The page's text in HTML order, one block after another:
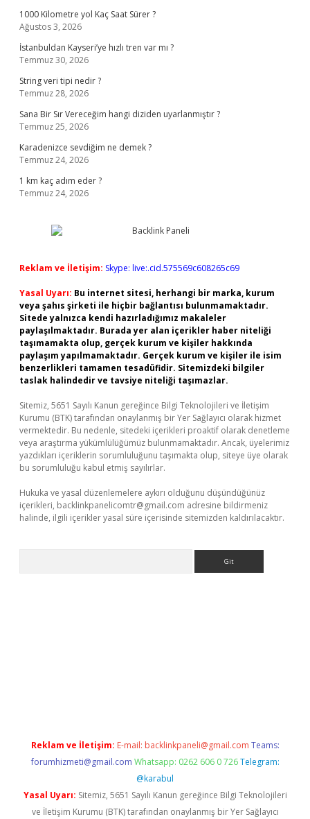
1000 Kilometre yol Kaç Saat Sürer ?
Ağustos 3, 2026
İstanbuldan Kayseri’ye hızlı tren var mı ?
Temmuz 30, 2026
String veri tipi nedir ?
Temmuz 28, 2026
Sana Bir Sır Vereceğim hangi diziden uyarlanmıştır ?
Temmuz 25, 2026
Karadenizce sevdiğim ne demek ?
Temmuz 24, 2026
1 km kaç adım eder ?
Temmuz 24, 2026
Reklam ve İletişim: Skype: live:.cid.575569c608265c69
Yasal Uyarı: Bu internet sitesi, herhangi bir marka, kurum
veya şahıs şirketi ile hiçbir bağlantısı bulunmamaktadır.
Sitede yalnızca kendi hazırladığımız makaleler
paylaşılmaktadır. Burada yer alan içerikler haber niteliği
taşımamakta olup, gerçek kurum ve kişiler hakkında
paylaşım yapılmamaktadır. Gerçek kurum ve kişiler ile isim
benzerlikleri tamamen tesadüfidir. Sitemizdeki bilgiler
taslak halindedir ve tavsiye niteliği taşımazlar.
Sitemiz, 5651 Sayılı Kanun gereğince Bilgi Teknolojileri ve İletişim
Kurumu (BTK) tarafından onaylanmış bir Yer Sağlayıcı olarak hizmet
vermektedir. Bu nedenle, sitedeki içerikleri proaktif olarak denetleme
veya araştırma yükümlülüğümüz bulunmamaktadır. Ancak, üyelerimiz
yazdıkları içeriklerin sorumluluğunu taşımakta olup, siteye üye olarak
bu sorumluluğu kabul etmiş sayılırlar.
Hukuka ve yasal düzenlemelere aykırı olduğunu düşündüğünüz
içerikleri, backlinkpanelicomtr@gmail.com adresine bildirmeniz
halinde, ilgili içerikler yasal süre içerisinde sitemizden kaldırılacaktır.
Reklam ve İletişim: E-mail: backlinkpaneli@gmail.com Teams:
forumhizmeti@gmail.com Whatsapp: 0262 606 0 726 Telegram:
@karabul
Yasal Uyarı: Sitemiz, 5651 Sayılı Kanun gereğince Bilgi Teknolojileri
ve İletişim Kurumu (BTK) tarafından onaylanmış bir Yer Sağlayıcı